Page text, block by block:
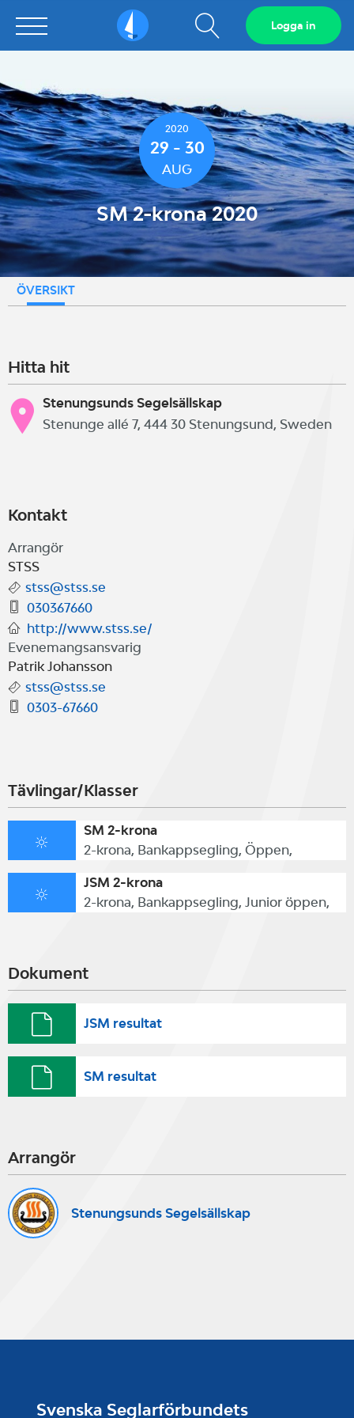
Sailarena Visa
sökfält
Logga in
2020
29 - 30
AUG
SM 2-krona 2020
ÖVERSIKT
Hitta hit
Stenungsunds Segelsällskap
Stenunge allé 7, 444 30 Stenungsund, Sweden
Kontakt
Arrangör
STSS
stss@stss.se
030367660
http://www.stss.se/
Evenemangsansvarig
Patrik Johansson
stss@stss.se
0303-67660
Tävlingar/Klasser
SM 2-krona
2-krona, Bankappsegling, Öppen,
JSM 2-krona
2-krona, Bankappsegling, Junior öppen,
Dokument
JSM resultat
SM resultat
Arrangör
Stenungsunds Segelsällskap
Svenska Seglarförbundets